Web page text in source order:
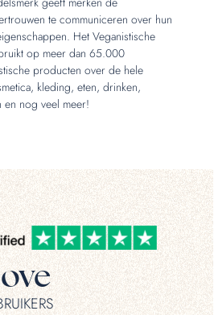
te communiceren over hun
Het Veganistische
op meer dan 65.000
producten over de hele
kleding, eten, drinken,
en nog veel meer!